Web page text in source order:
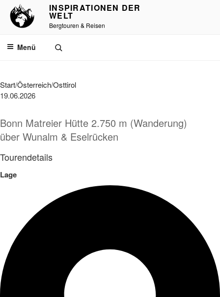
Zum
Inhalt
springen
INSPIRATIONEN DER
WELT
Bergtouren & Reisen
Menü
Start/Österreich/Osttirol
19.06.2026
Bonn Matreier Hütte 2.750 m (Wanderung)
über Wunalm & Eselrücken
Tourendetails
Lage